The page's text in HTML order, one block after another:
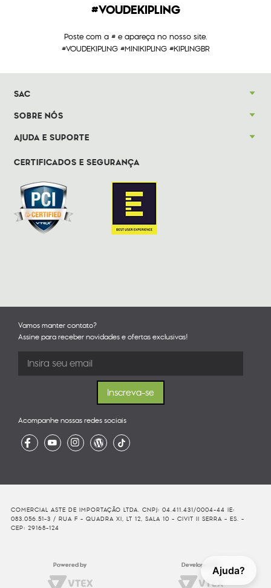
Ajuda?
#VOUDEKIPLING
Poste com a # e apareça no nosso site.
#VOUDEKIPLING #MINIKIPLING #KIPLINGBR
SAC
SOBRE NÓS
AJUDA E SUPORTE
CERTIFICADOS E SEGURANÇA
Vamos manter contato?
Assine para receber novidades e ofertas exclusivas!
Acompanhe nossas redes sociais
COMERCIAL ASTE DE IMPORTAÇÃO LTDA. CNPJ: 04.411.431/0004-44 IE:
083.056.51-3 / RUA F - QUADRA XI, LT 12, SALA 10 - CIVIT II SERRA - ES. -
CEP: 29168-124
Powered by Developed By